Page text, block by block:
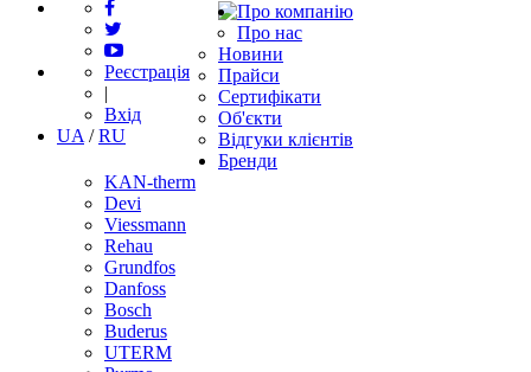
Реєстрація
|
Вхід
UA /RU
Про компанію
Про нас
Новини
Прайси
Сертифікати
Об'єкти
Відгуки клієнтів
Бренди
KAN-therm
Devi
Viessmann
Rehau
Grundfos
Danfoss
Bosch
Buderus
UTERM